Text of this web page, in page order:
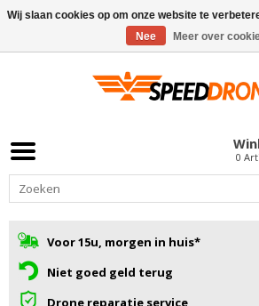
0
Voor 15u, morgen in huis*
Niet goed geld terug
Drone reparatie service
Wij slaan cookies op om onze website te
Nee
Meer over